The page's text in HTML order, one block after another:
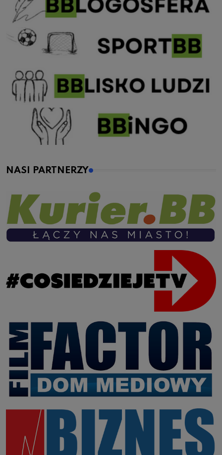
NASI PARTNERZY